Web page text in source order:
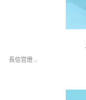
長信宫燈 ..